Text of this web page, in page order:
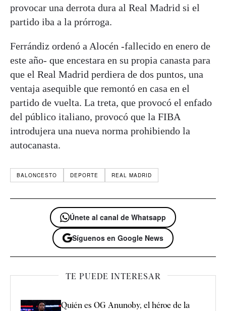
provocar una derrota dura al Real Madrid si el
partido iba a la prórroga.
Ferrándiz ordenó a Alocén -fallecido en enero de
este año- que encestara en su propia canasta para
que el Real Madrid perdiera de dos puntos, una
ventaja asequible que remontó en casa en el
partido de vuelta. La treta, que provocó el enfado
del público italiano, provocó que la FIBA
introdujera una nueva norma prohibiendo la
autocanasta.
BALONCESTO DEPORTE REAL MADRID
Únete al canal de Whatsapp
Síguenos en Google News
TE PUEDE INTERESAR
Quién es OG Anunoby, el héroe de la